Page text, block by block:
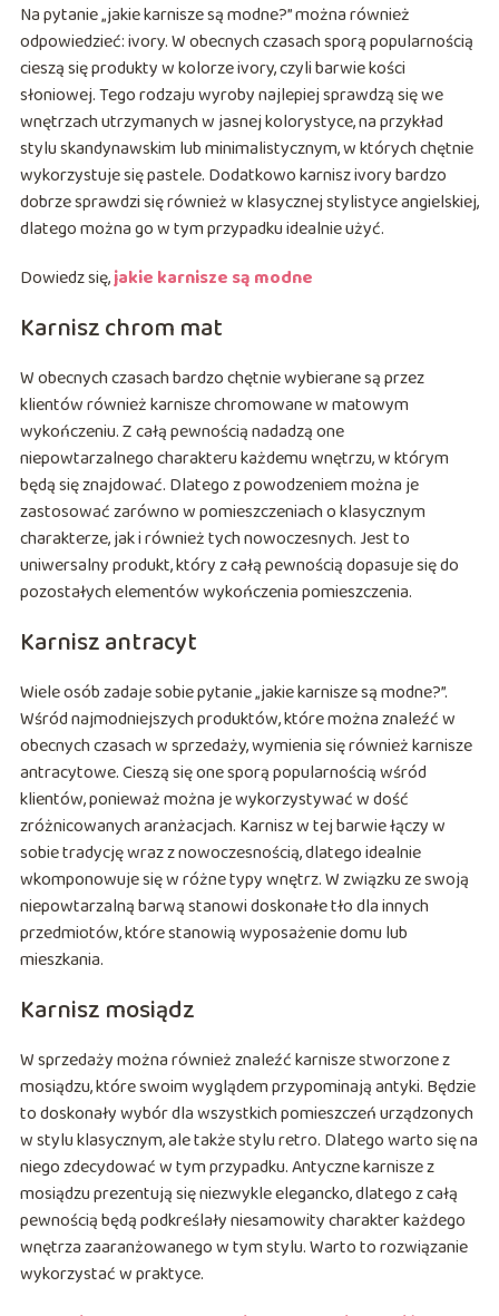
Na pytanie „jakie karnisze są modne?” można również
odpowiedzieć: ivory. W obecnych czasach sporą popularnością
cieszą się produkty w kolorze ivory, czyli barwie kości
słoniowej. Tego rodzaju wyroby najlepiej sprawdzą się we
wnętrzach utrzymanych w jasnej kolorystyce, na przykład
stylu skandynawskim lub minimalistycznym, w których chętnie
wykorzystuje się pastele. Dodatkowo karnisz ivory bardzo
dobrze sprawdzi się również w klasycznej stylistyce angielskiej,
dlatego można go w tym przypadku idealnie użyć.
Dowiedz się,jakie karnisze są modne
Karnisz chrom mat
W obecnych czasach bardzo chętnie wybierane są przez
klientów również karnisze chromowane w matowym
wykończeniu. Z całą pewnością nadadzą one
niepowtarzalnego charakteru każdemu wnętrzu, w którym
będą się znajdować. Dlatego z powodzeniem można je
zastosować zarówno w pomieszczeniach o klasycznym
charakterze, jak i również tych nowoczesnych. Jest to
uniwersalny produkt, który z całą pewnością dopasuje się do
pozostałych elementów wykończenia pomieszczenia.
Karnisz antracyt
Wiele osób zadaje sobie pytanie „jakie karnisze są modne?”.
Wśród najmodniejszych produktów, które można znaleźć w
obecnych czasach w sprzedaży, wymienia się również karnisze
antracytowe. Cieszą się one sporą popularnością wśród
klientów, ponieważ można je wykorzystywać w dość
zróżnicowanych aranżacjach. Karnisz w tej barwie łączy w
sobie tradycję wraz z nowoczesnością, dlatego idealnie
wkomponowuje się w różne typy wnętrz. W związku ze swoją
niepowtarzalną barwą stanowi doskonałe tło dla innych
przedmiotów, które stanowią wyposażenie domu lub
mieszkania.
Karnisz mosiądz
W sprzedaży można również znaleźć karnisze stworzone z
mosiądzu, które swoim wyglądem przypominają antyki. Będzie
to doskonały wybór dla wszystkich pomieszczeń urządzonych
w stylu klasycznym, ale także stylu retro. Dlatego warto się na
niego zdecydować w tym przypadku. Antyczne karnisze z
mosiądzu prezentują się niezwykle elegancko, dlatego z całą
pewnością będą podkreślały niesamowity charakter każdego
wnętrza zaaranżowanego w tym stylu. Warto to rozwiązanie
wykorzystać w praktyce.